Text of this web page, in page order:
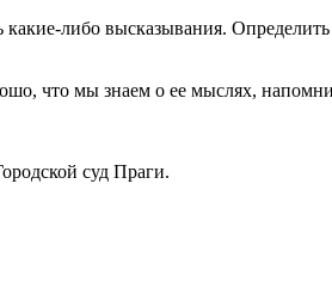
какие-либо высказывания.
что мы знаем о ее мыслях,
суд Праги.